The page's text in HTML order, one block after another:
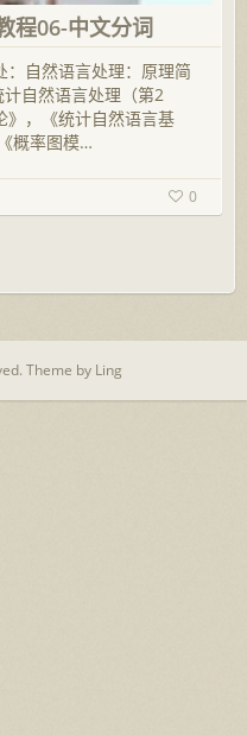
程06-中文分词
自然语言处理：原理简
自然语言处理（第2
》，《统计自然语言基
概率图模…
0
Theme by Ling